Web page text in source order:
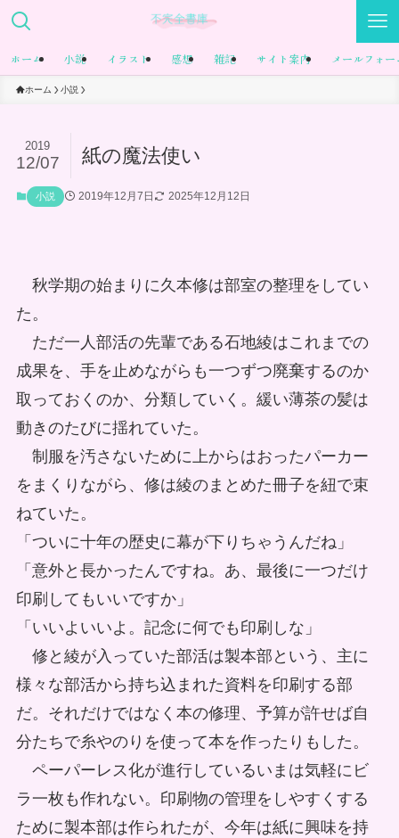
ホーム 小説 イラスト 感想 雑記 サイト案内 メールフォー
ホーム 小説
紙の魔法使い
2019
12/07
小説 2019年12月7日 2025年12月12日
秋学期の始まりに久本修は部室の整理をしてい
た。
ただ一人部活の先輩である石地綾はこれまでの
成果を、手を止めながらも一つずつ廃棄するのか
取っておくのか、分類していく。緩い薄茶の髪は
動きのたびに揺れていた。
制服を汚さないために上からはおったパーカー
をまくりながら、修は綾のまとめた冊子を紐で束
ねていた。
「ついに十年の歴史に幕が下りちゃうんだね」
「意外と長かったんですね。あ、最後に一つだけ
印刷してもいいですか」
「いいよいいよ。記念に何でも印刷しな」
修と綾が入っていた部活は製本部という、主に
様々な部活から持ち込まれた資料を印刷する部
だ。それだけではなく本の修理、予算が許せば自
分たちで糸やのりを使って本を作ったりもした。
ペーパーレス化が進行しているいまは気軽にビ
ラ一枚も作れない。印刷物の管理をしやすくする
ために製本部は作られたが、今年は紙に興味を持